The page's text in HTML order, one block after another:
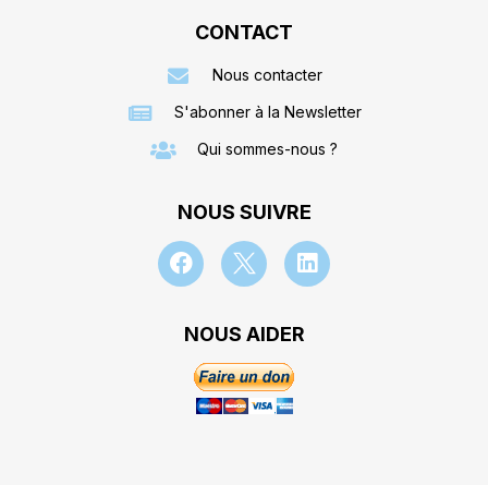
CONTACT
Nous contacter
S'abonner à la Newsletter
Qui sommes-nous ?
NOUS SUIVRE
NOUS AIDER